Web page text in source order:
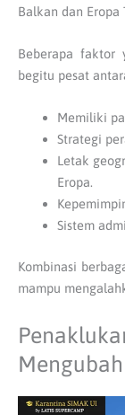
Balkan dan Eropa
Beberapa faktor
begitu pesat
Memiliki
Strategi
Letak
Eropa.
Sistem
Kombinasi
mampu